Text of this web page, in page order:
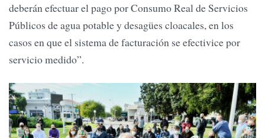
deberán efectuar el pago por Consumo Real de Servicios
Públicos de agua potable y desagües cloacales, en los
casos en que el sistema de facturación se efectivice por
servicio medido”.